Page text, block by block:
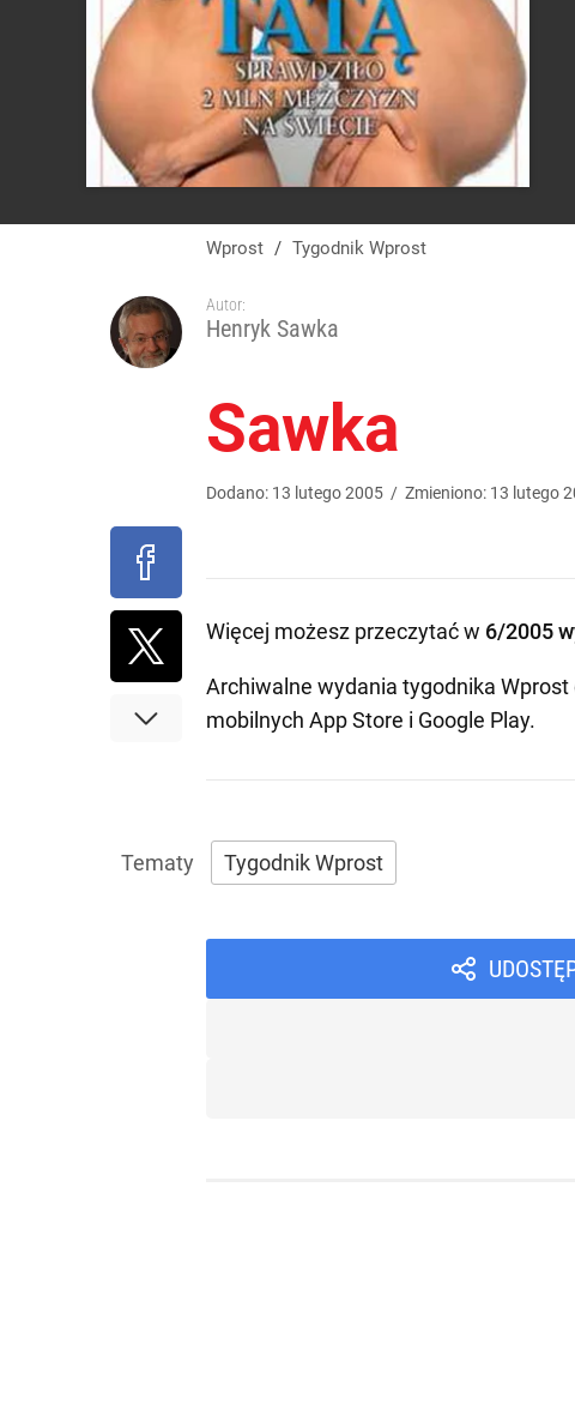
Wprost / Tygodnik Wprost
Autor:
Henryk Sawka
Sawka
Dodano: 13 lutego2005 / Zmieniono: 13 lutego
Więcej możesz przeczytać w 6/2005
Archiwalne wydania tygodnika
mobilnych App Store i Google Play.
Tygodnik Wprost